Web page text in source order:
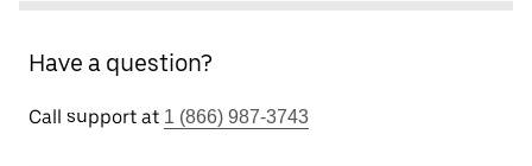
Have a question?
Call support at 1 (866) 987-3743